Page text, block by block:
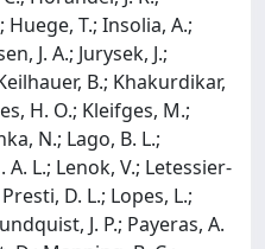
T.; Insolia, A.;
J. A.; Jurysek, J.;
B.; Khakurdikar,
H. O.; Kleifges, M.;
N.; Lago, B. L.;
L.; Lenok, V.; Letessier-
D. L.; Lopes, L.;
J. P.; Payeras, A.